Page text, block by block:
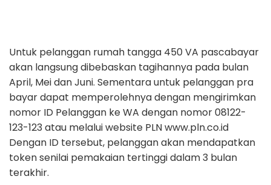
Untuk pelanggan rumah tangga 450 VA pascabayar
akan langsung dibebaskan tagihannya pada bulan
April, Mei dan Juni. Sementara untuk pelanggan pra
bayar dapat memperolehnya dengan mengirimkan
nomor ID Pelanggan ke WA dengan nomor 08122-
123-123 atau melalui website PLN www.pln.co.id
Dengan ID tersebut, pelanggan akan mendapatkan
token senilai pemakaian tertinggi dalam 3 bulan
terakhir.